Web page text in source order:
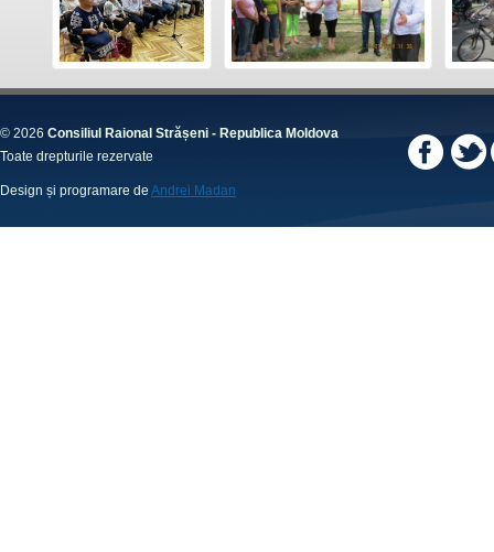
© 2026 Consiliul Raional Strășeni - Republica Moldova
Toate drepturile rezervate
Design și programare de Andrei Madan